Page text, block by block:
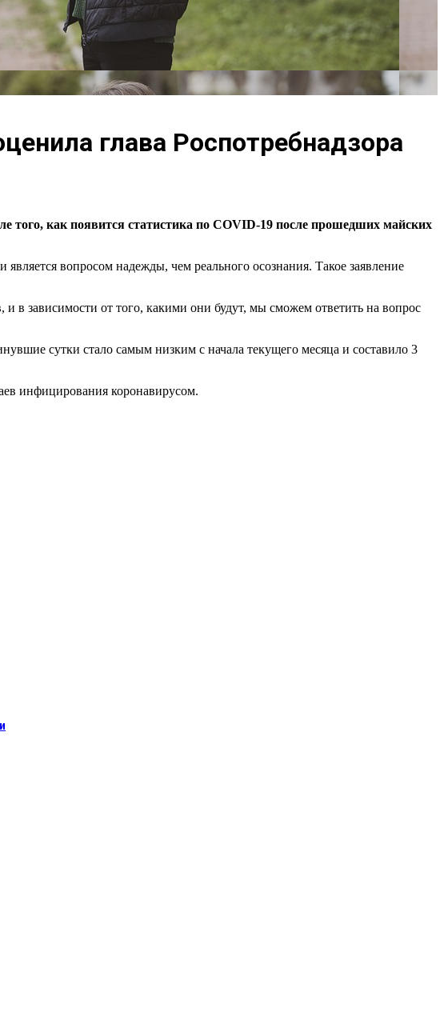
глава Роспотребнадзора
того, как появится статистика по COVID-19 после прошедших майских
вопросом надежды, чем реального осознания. Такое заявление
в зависимости от того, какими они будут, мы сможем ответить на вопрос
сутки стало самым низким с начала текущего месяца и составило 3
инфицирования коронавирусом.